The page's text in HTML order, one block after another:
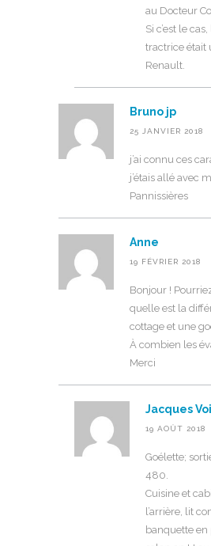
au Docteur
Si c’est le
tractrice était
Renault.
Bruno jp
25 JANVIER 2018
j’ai connu ces
j’étais allé avec
Pannissières
Anne
19 FÉVRIER 2018
Bonjour !
quelle est la
cottage et une
À combien les
Merci
Jacques
19 AOÛT 2018
Goélette;
480.
Cuisine et
l’arrière, lit
banquette